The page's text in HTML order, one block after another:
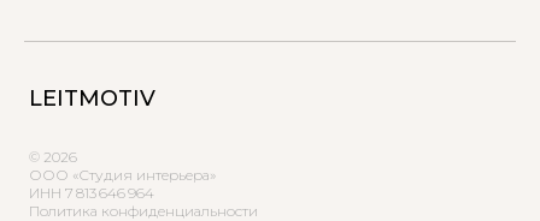
LEITMOTIV
© 2026
ООО «Студия интерьера»
ИНН 7 813 646 964
Политика конфиденциальности